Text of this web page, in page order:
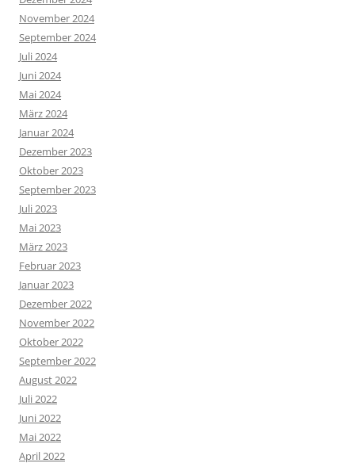
November 2024
September 2024
Juli 2024
Juni 2024
Mai 2024
März 2024
Januar 2024
Dezember 2023
Oktober 2023
September 2023
Juli 2023
Mai 2023
März 2023
Februar 2023
Januar 2023
Dezember 2022
November 2022
Oktober 2022
September 2022
August 2022
Juli 2022
Juni 2022
Mai 2022
April 2022